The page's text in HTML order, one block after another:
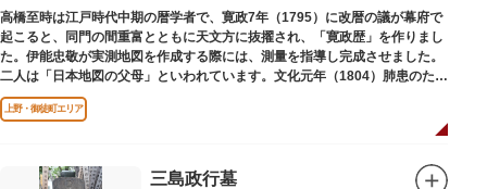
高橋至時は江戸時代中期の暦学者で、寛政7年（1795）に改暦の議が幕府で
起こると、同門の間重富とともに天文方に抜擢され、「寛政歴」を作りまし
た。伊能忠敬が実測地図を作成する際には、測量を指導し完成させました。
二人は「日本地図の父母」といわれています。文化元年（1804）肺患のため
没しました。お墓は源空寺（げんくうじ）にあります。
上野・御徒町エリア
三島政行墓